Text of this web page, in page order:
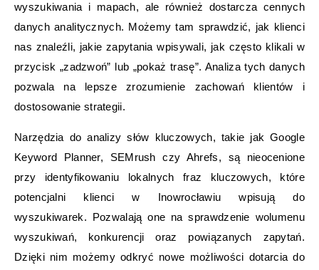
wyszukiwania i mapach, ale również dostarcza cennych
danych analitycznych. Możemy tam sprawdzić, jak klienci
nas znaleźli, jakie zapytania wpisywali, jak często klikali w
przycisk „zadzwoń” lub „pokaż trasę”. Analiza tych danych
pozwala na lepsze zrozumienie zachowań klientów i
dostosowanie strategii.
Narzędzia do analizy słów kluczowych, takie jak Google
Keyword Planner, SEMrush czy Ahrefs, są nieocenione
przy identyfikowaniu lokalnych fraz kluczowych, które
potencjalni klienci w Inowrocławiu wpisują do
wyszukiwarek. Pozwalają one na sprawdzenie wolumenu
wyszukiwań, konkurencji oraz powiązanych zapytań.
Dzięki nim możemy odkryć nowe możliwości dotarcia do